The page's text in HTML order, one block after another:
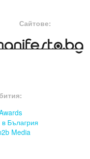
Сайтове:
Бълагрия
Media